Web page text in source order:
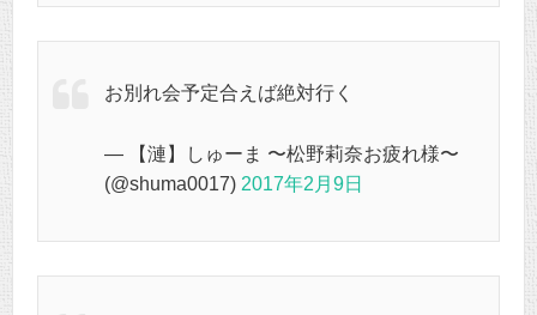
お別れ会予定合えば絶対行く
— 【漣】しゅーま 〜松野莉奈お疲れ様〜
(@shuma0017) 2017年2月9日